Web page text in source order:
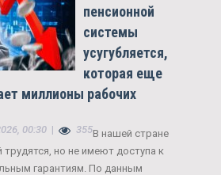
пенсионной
системы
усугубляется,
которая еще
миллионы рабочих
00:30 | 355В нашей стране
но не имеют доступа к
гарантиям. По данным